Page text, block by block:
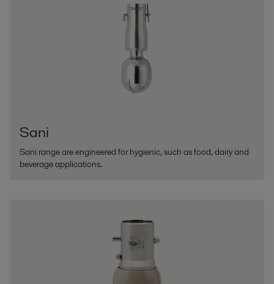
Sani
Sani range are engineered for hygienic, such as food, dairy and
beverage applications.